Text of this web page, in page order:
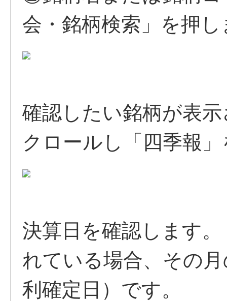
会・銘柄検索」を押し
確認したい銘柄が表
クロールし「四季報
決算日を確認します
れている場合、その
利確定日）です。